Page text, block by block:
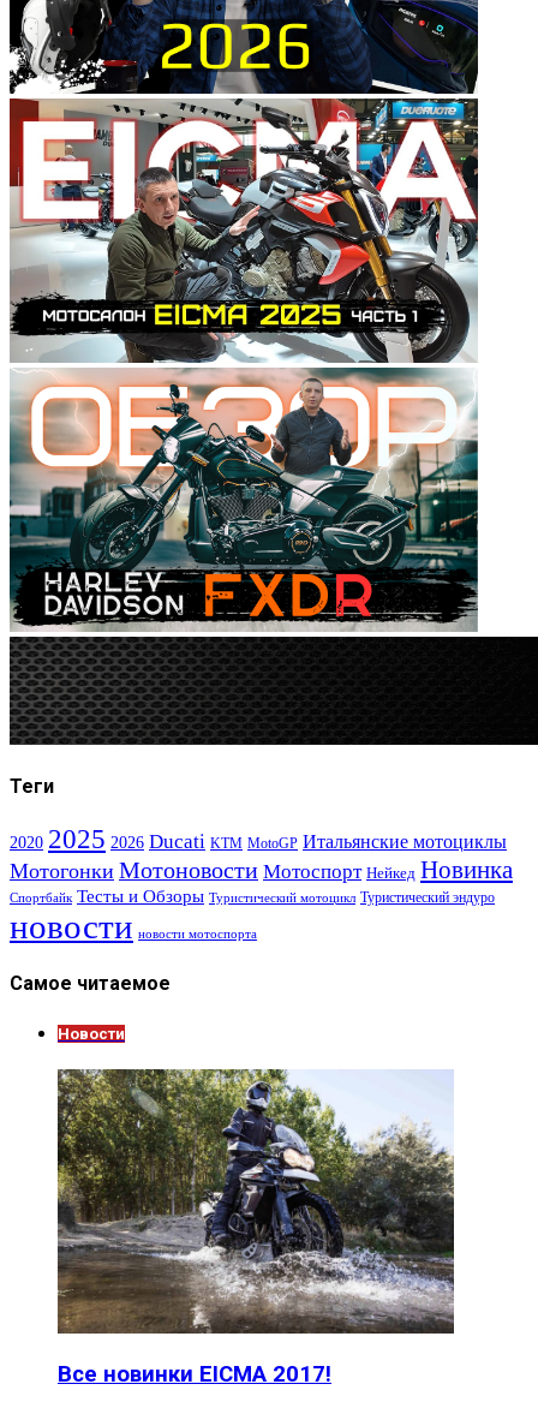
Теги
2020 2025 2026 Ducati KTM MotoGP Итальянские мотоциклы
Мотогонки Мотоновости Мотоспорт Нейкед Новинка
Спортбайк Тесты и Обзоры Туристический мотоцикл Туристический эндуро
новости новости мотоспорта
Самое читаемое
Новости
Все новинки EICMA 2017!